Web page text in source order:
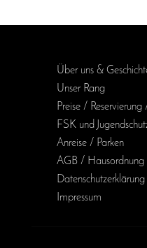
Über uns &
Unser Rang
Preise / Reservierung
FSK und
Anreise / Parken
AGB / Haus­ordnung
Impressum